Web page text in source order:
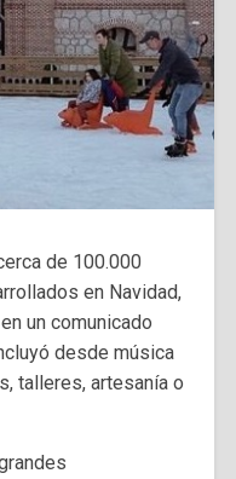
de 100.000
en Navidad,
un comunicado
desde música
talleres, artesanía o